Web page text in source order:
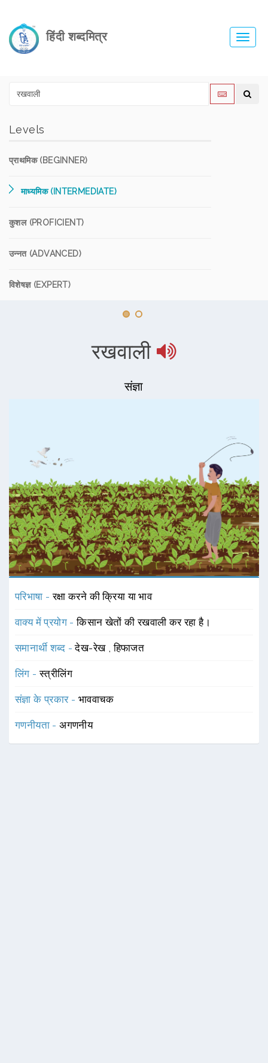
हिंदी शब्दमित्र
Levels
प्राथमिक (BEGINNER)
माध्यमिक (INTERMEDIATE)
कुशल (PROFICIENT)
उन्नत (ADVANCED)
विशेषज्ञ (EXPERT)
रखवाली
संज्ञा
परिभाषा -रक्षा करने की क्रिया या भाव
वाक्य में प्रयोग -किसान खेतों की रखवाली कर रहा है।
समानार्थी शब्द -देख-रेख ,हिफाजत
लिंग -स्त्रीलिंग
संज्ञा के प्रकार - भाववाचक
गणनीयता -अगणनीय